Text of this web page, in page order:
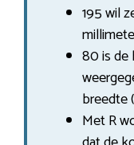
195 wil
80 is de
breedte
Met R